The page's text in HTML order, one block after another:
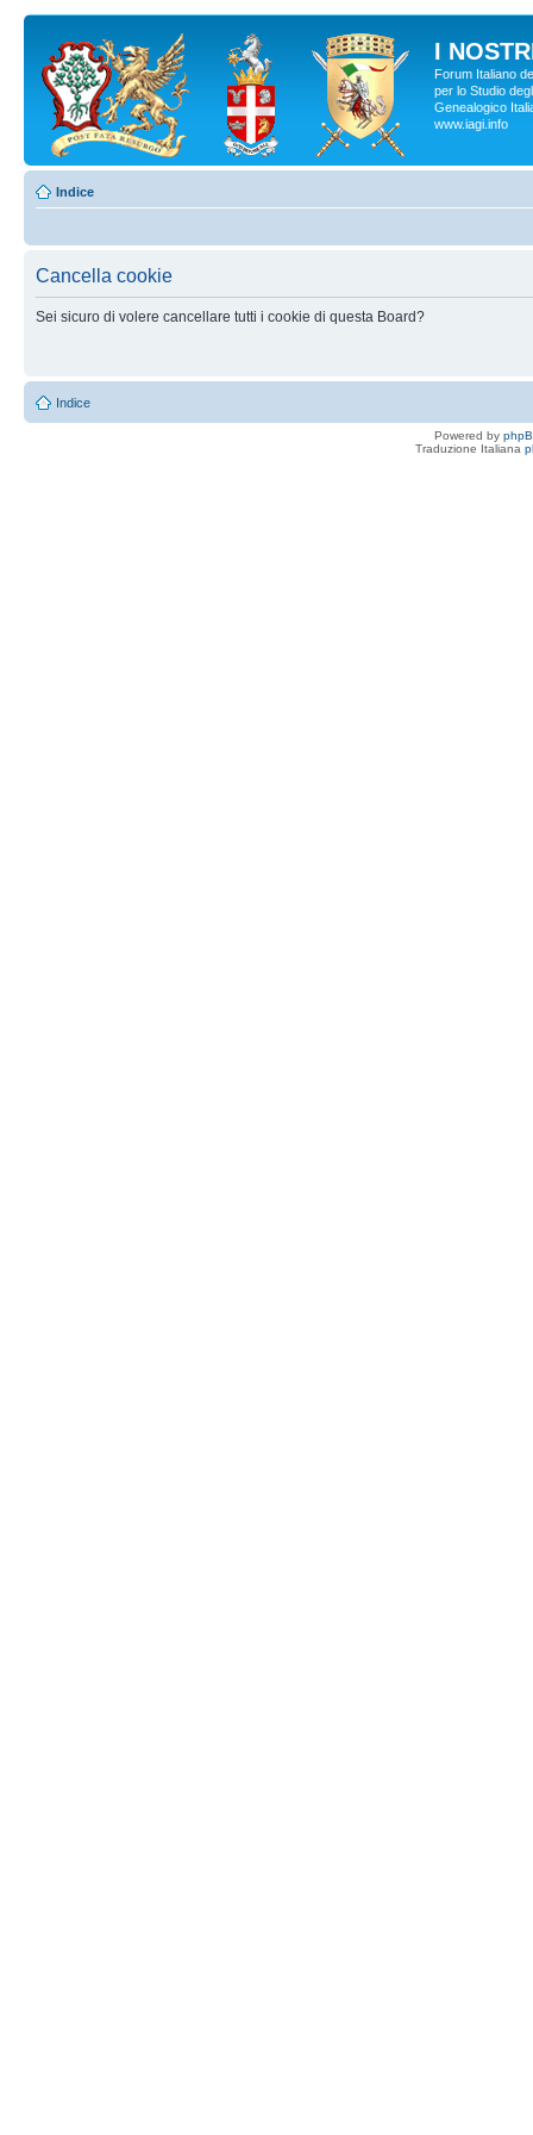
I
Forum Italiano
per lo Studio
Genealogico
www.iagi.info
Indice
Cancella cookie
Sei sicuro di volere cancellare tutti i cookie di questa Board?
Indice
Powered by
Traduzione Italiana